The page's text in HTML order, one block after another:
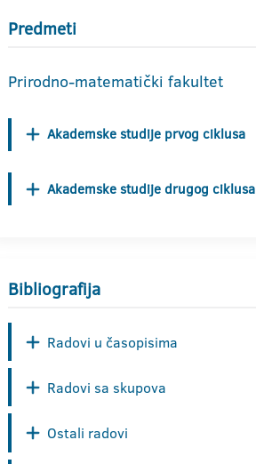
Predmeti
Prirodno-matematički fakultet
Akademske studije prvog ciklusa
Akademske studije drugog ciklusa
Bibliografija
Radovi u časopisima
Radovi sa skupova
Ostali radovi